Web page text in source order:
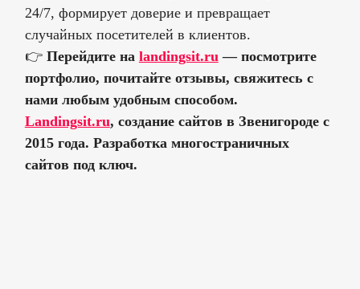
24/7, формирует доверие и превращает
случайных посетителей в клиентов.
👉 Перейдите на landingsit.ru— посмотрите
портфолио, почитайте отзывы, свяжитесь с
нами любым удобным способом.
Landingsit.ru, создание сайтов в Звенигороде с
2015 года. Разработка многостраничных
сайтов под ключ.